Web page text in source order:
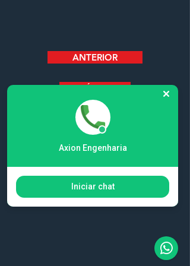
ANTERIOR
PRÓXIMO
Axion Engenharia
Iniciar chat